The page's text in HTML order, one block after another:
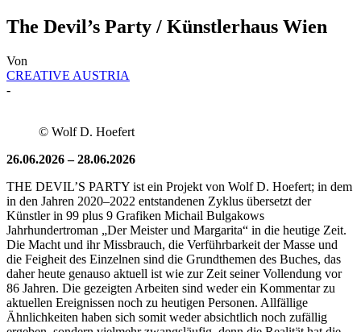
The Devil’s Party / Künstlerhaus Wien
Von
CREATIVE AUSTRIA
-
© Wolf D. Hoefert
26.06.2026 – 28.06.2026
THE DEVIL’S PARTY ist ein Projekt von Wolf D. Hoefert; in dem
in den Jahren 2020–2022 entstandenen Zyklus übersetzt der
Künstler in 99 plus 9 Grafiken Michail Bulgakows
Jahrhundertroman „Der Meister und Margarita“ in die heutige Zeit.
Die Macht und ihr Missbrauch, die Verführbarkeit der Masse und
die Feigheit des Einzelnen sind die Grundthemen des Buches, das
daher heute genauso aktuell ist wie zur Zeit seiner Vollendung vor
86 Jahren. Die gezeigten Arbeiten sind weder ein Kommentar zu
aktuellen Ereignissen noch zu heutigen Personen. Allfällige
Ähnlichkeiten haben sich somit weder absichtlich noch zufällig